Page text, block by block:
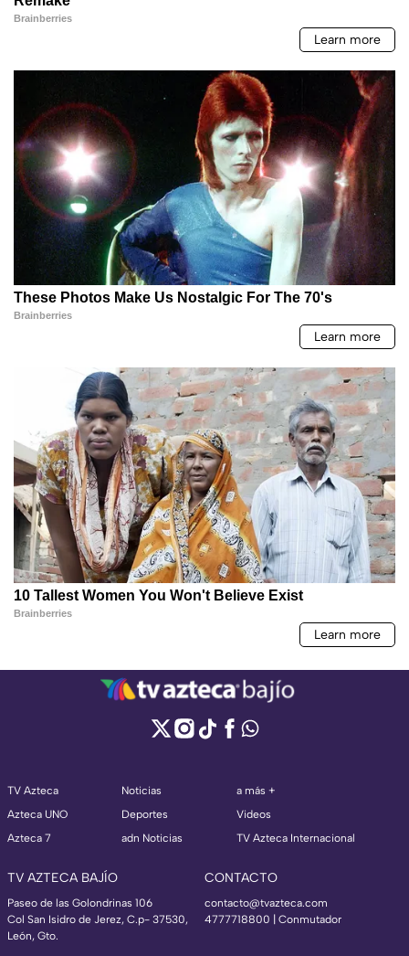
TV Azteca
Azteca UNO
Azteca 7
Noticias
Deportes
adn Noticias
a más +
Videos
TV Azteca Internacional
TV AZTECA BAJÍO
Paseo de las Golondrinas 106
Col San Isidro de Jerez, C.p- 37530,
León, Gto.
CONTACTO
contacto@tvazteca.com
4777718800 | Conmutador